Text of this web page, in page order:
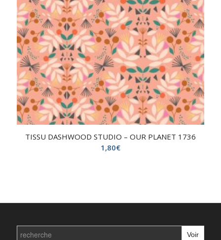
TISSU DASHWOOD STUDIO – OUR PLANET 1736
1,80€
Search
for: